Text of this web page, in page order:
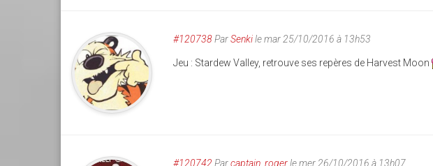
#120738ParSenkile mar 25/10/2016 à 13h53
Jeu : Stardew Valley, retrouve ses repères de Harvest Moon
#120742 Parcaptain_rogerle mer 26/10/2016 à 13h07